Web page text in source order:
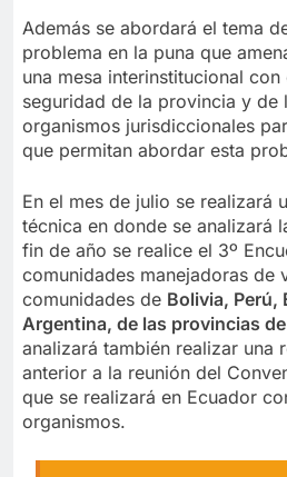
Además se abordará el tema
problema en la puna que
una mesa interinstitucional
seguridad de la provincia y de
organismos jurisdiccionales
que permitan abordar esta
En el mes de julio se realizará
técnica en donde se analizará
fin de año se realice el 3º
comunidades manejadoras de
comunidades de Bolivia, Perú,
Argentina, de las provincias
analizará también realizar una
anterior a la reunión del
que se realizará en Ecuador
organismos.